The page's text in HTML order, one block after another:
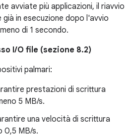
avviate più applicazioni, il riavvio
già in esecuzione dopo l'avvio
di 1 secondo.
I/O file (sezione 8.2)
palmari:
prestazioni di scrittura
5 MB/s.
una velocità di scrittura
0,5 MB/s.